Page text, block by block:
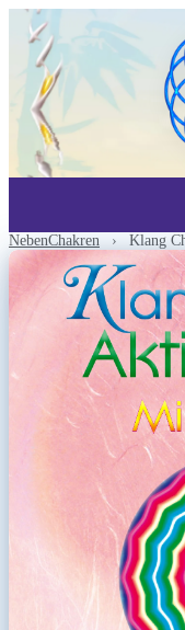
NebenChakren › Klang